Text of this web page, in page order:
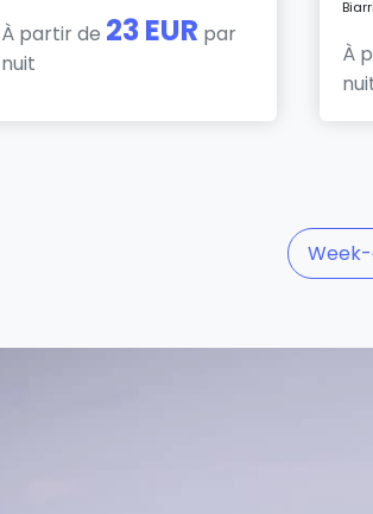
À partir de 23 EUR par
nuit
À